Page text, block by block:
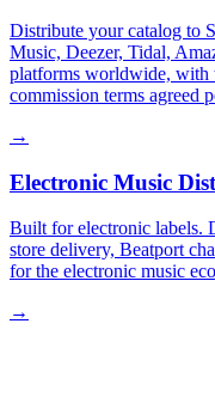
Distribute your catalog to
Music, Deezer, Tidal,
platforms worldwide, with
commission terms agreed
→
Electronic Music
Built for electronic labels.
store delivery, Beatport
for the electronic music
→